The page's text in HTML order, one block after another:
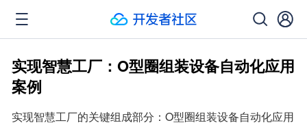
实现智慧工厂：O型圈组装设备自动化应用
案例
实现智慧工厂的关键组成部分：O型圈组装设备自动化应用